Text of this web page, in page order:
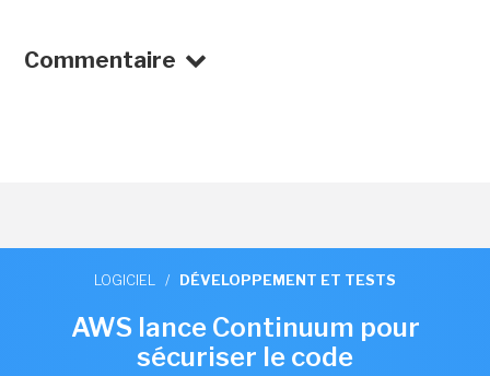
Commentaire
LOGICIEL / DÉVELOPPEMENT ET TESTS
AWS lance Continuum pour
sécuriser le code